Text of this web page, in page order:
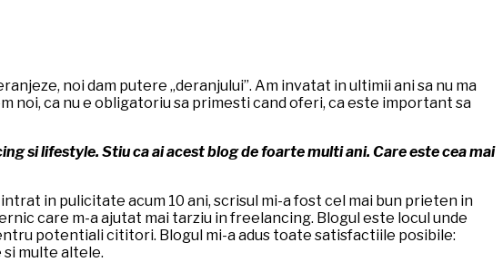
noi dam putere „deranjului”. Am invatat in ultimii ani sa nu ma
noi, ca nu e obligatoriu sa primesti cand oferi, ca este important sa
si lifestyle. Stiu ca ai acest blog de foarte multi ani. Care este cea mai
in pulicitate acum 10 ani, scrisul mi-a fost cel mai bun prieten in
care m-a ajutat mai tarziu in freelancing. Blogul este locul unde
potentiali cititori. Blogul mi-a adus toate satisfactiile posibile:
multe altele.